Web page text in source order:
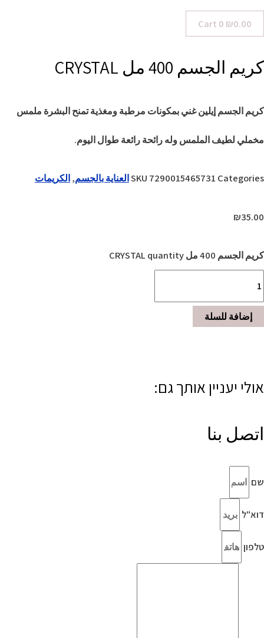
₪0.00
0
Cart
كريم الجسم 400 مل CRYSTAL
كريم الجسم إيلين غني بمكونات مرطبة ومغذية تمنح البشرة ملمس
مخملي لطيف الملمس وله رائحة رائعة طوال اليوم.
SKU 7290015465731 Categories العناية بالجسم,الكريمات
₪35.00
كريم الجسم 400 مل CRYSTAL quantity
إضافة للسلة
אולי יעניין אותך גם:
اتصل بنا
שם
דוא"ל
טלפון